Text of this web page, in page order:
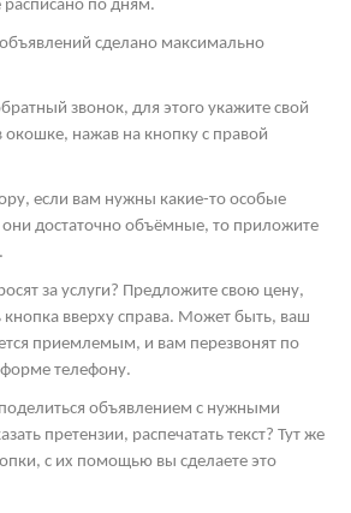
расписано по дням.
сделано максимально
звонок, для этого укажите свой
нажав на кнопку с правой
если вам нужны какие-то особые
они достаточно объёмные, то приложите
за услуги? Предложите свою цену,
кнопка вверху справа. Может быть, ваш
приемлемым, и вам перезвонят по
телефону.
объявлением с нужными
претензии, распечатать текст? Тут же
с их помощью вы сделаете это